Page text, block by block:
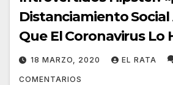
Distanciamiento Social
Que El Coronavirus Lo
18 MARZO, 2020 EL RATA
COMENTARIOS